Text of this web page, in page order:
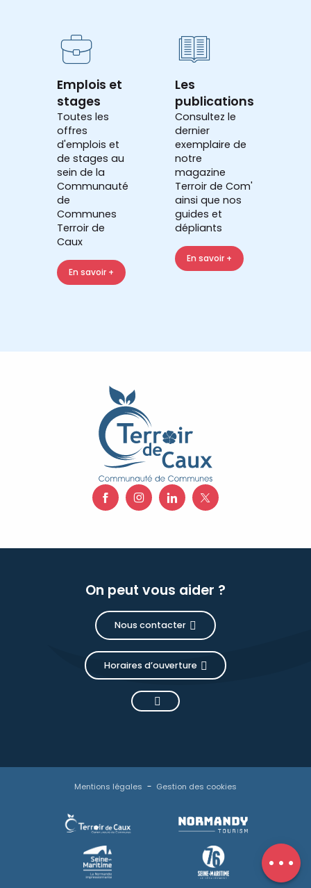
Avis
Emplois et
stages
Toutes les
offres
d'emplois et
de stages au
sein de la
Communauté
de
Communes
Terroir de
Caux
En savoir +
Les
publications
Consultez le
dernier
exemplaire de
notre
magazine
Terroir de Com'
ainsi que nos
guides et
dépliants
En savoir +
On peut vous aider ?
Nous contacter
Horaires d’ouverture
Mentions légales Gestion des cookies